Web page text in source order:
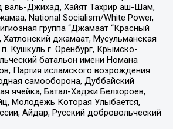
валь-Джихад, Хайят Тахрир аш-Шам,
National Socialism/White Power,
группа “Джамаат “Красный
Хатлонский джамаат, Мусульманская
п. Кушкуль г. Оренбург, Крымско-
батальон имени Номана
Партия исламского возрождения
самооборона, Дуббайский
ячейка, Батал-Хаджи Белхороев,
Молодёжь Которая Улыбается,
Айдар, Русский добровольческий